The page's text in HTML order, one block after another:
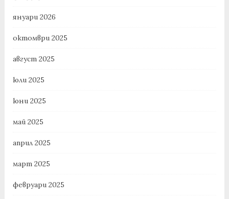
януари 2026
октомври 2025
август 2025
юли 2025
юни 2025
май 2025
април 2025
март 2025
февруари 2025